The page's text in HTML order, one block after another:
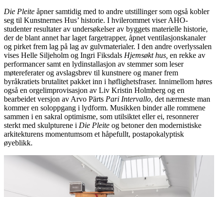
Die Pleite åpner samtidig med to andre utstillinger som også kobler
seg til Kunstnernes Hus’ historie. I hvilerommet viser AHO-
studenter resultater av undersøkelser av byggets materielle historie,
der de blant annet har laget fargetrapper, åpnet ventilasjonskanaler
og pirket frem lag på lag av gulvmaterialer. I den andre overlyssalen
vises Helle Siljeholm og Ingri Fiksdals Hjemsøkt hus, en rekke av
performancer samt en lydinstallasjon av stemmer som leser
møtereferater og avslagsbrev til kunstnere og maner frem
byråkratiets brutalitet pakket inn i høflighetsfraser. Innimellom høres
også en orgelimprovisasjon av Liv Kristin Holmberg og en
bearbeidet versjon av Arvo Pärts Pari Intervallo, det nærmeste man
kommer en soloppgang i lydform. Musikken binder alle rommene
sammen i en sakral optimisme, som utilsiktet eller ei, resonnerer
sterkt med skulpturene i Die Pleite og betoner den modernistiske
arkitekturens momentumsom et håpefullt, postapokalyptisk
øyeblikk.